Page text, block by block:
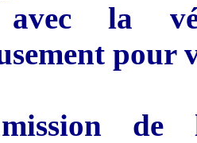
avec la
pour
de